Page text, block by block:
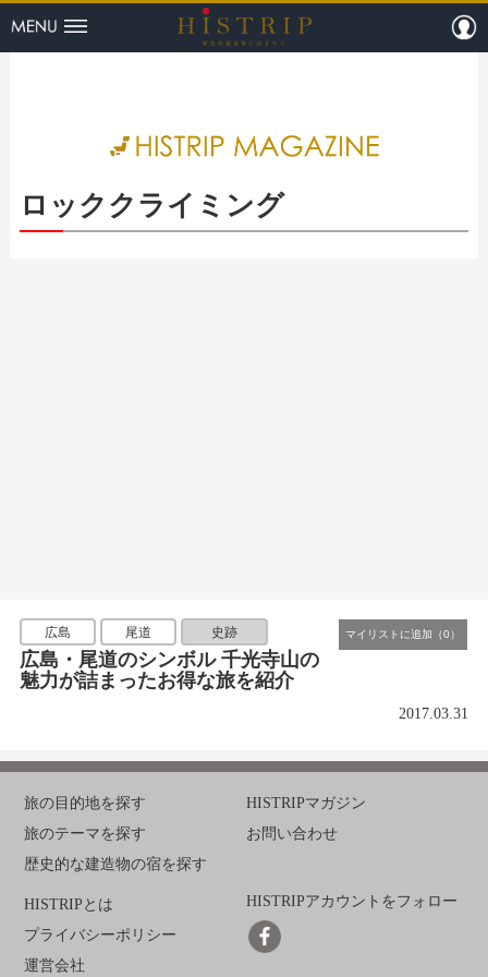
HISTRIP（
ロッククライミング
広島 尾道 史跡
広島・尾道のシンボル 千光寺山の
魅力が詰まったお得な旅を紹介
2017.03.31
旅の目的地を探す
旅のテーマを探す
歴史的な建造物の宿を探す
HISTRIPマガジン
お問い合わせ
HISTRIPとは
プライバシーポリシー
運営会社
HISTRIPアカウントをフォロー